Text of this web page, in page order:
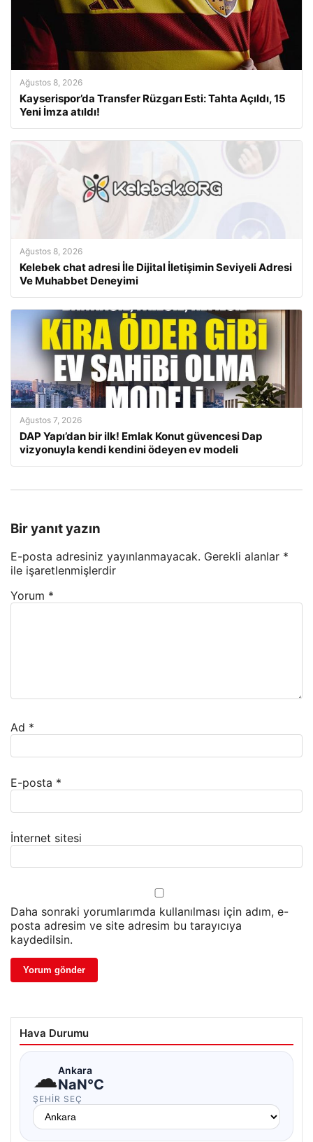
Ağustos 8, 2026
Kayserispor’da Transfer Rüzgarı Esti: Tahta Açıldı, 15
Yeni İmza atıldı!
Ağustos 8, 2026
Kelebek chat adresi İle Dijital İletişimin Seviyeli Adresi
Ve Muhabbet Deneyimi
Ağustos 7, 2026
DAP Yapı’dan bir ilk! Emlak Konut güvencesi Dap
vizyonuyla kendi kendini ödeyen ev modeli
Bir yanıt yazın
E-posta adresiniz yayınlanmayacak. Gerekli alanlar *
ile işaretlenmişlerdir
Yorum *
Ad *
E-posta *
İnternet sitesi
Daha sonraki yorumlarımda kullanılması için adım, e-
posta adresim ve site adresim bu tarayıcıya
kaydedilsin.
Hava Durumu
☁Ankara
NaN°C
ŞEHIR SEÇ